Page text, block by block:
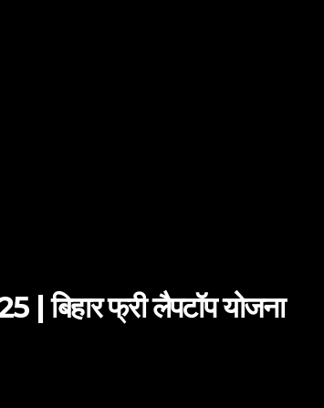
फ्री लैपटॉप योजना